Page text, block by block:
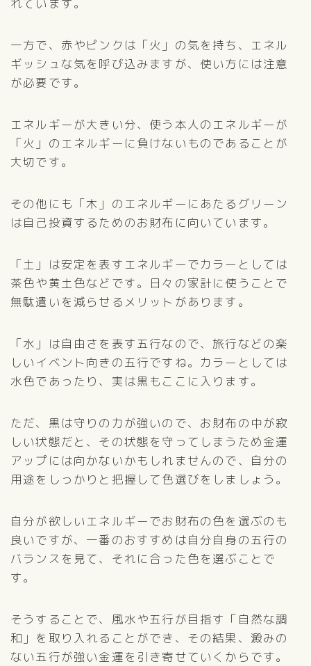
一方で、赤やピンクは「火」の気を持ち、エネル
ギッシュな気を呼び込みますが、使い方には注意
が必要です。
エネルギーが大きい分、使う本人のエネルギーが
「火」のエネルギーに負けないものであることが
大切です。
その他にも「木」のエネルギーにあたるグリーン
は自己投資するためのお財布に向いています。
「土」は安定を表すエネルギーでカラーとしては
茶色や黄土色などです。日々の家計に使うことで
無駄遣いを減らせるメリットがあります。
「水」は自由さを表す五行なので、旅行などの楽
しいイベント向きの五行ですね。カラーとしては
水色であったり、実は黒もここに入ります。
ただ、黒は守りの力が強いので、お財布の中が寂
しい状態だと、その状態を守ってしまうため金運
アップには向かないかもしれませんので、自分の
用途をしっかりと把握して色選びをしましょう。
自分が欲しいエネルギーでお財布の色を選ぶのも
良いですが、一番のおすすめは自分自身の五行の
バランスを見て、それに合った色を選ぶことで
す。
そうすることで、風水や五行が目指す「自然な調
和」を取り入れることができ、その結果、澱みの
ない五行が強い金運を引き寄せていくからです。